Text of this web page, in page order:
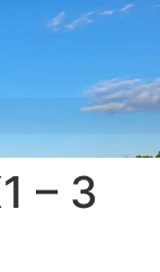
– 3